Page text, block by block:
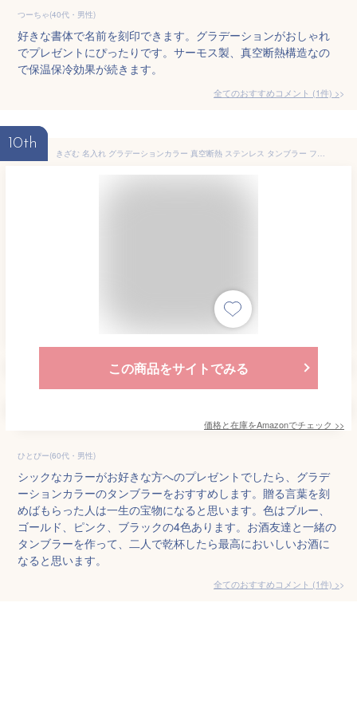
つーちゃ(40代・男性)
好きな書体で名前を刻印できます。グラデーションがおしゃれ
でプレゼントにぴったりです。サーモス製、真空断熱構造なの
で保温保冷効果が続きます。
全てのおすすめコメント (1件) >
10th
きざむ 名入れ グラデーションカラー 真空断熱 ステンレス タンブラー フラワー 430ml ギフト 贈り物 (ブルー)
この商品をサイトでみる
価格と在庫をAmazonでチェック >>
ひとぴー(60代・男性)
シックなカラーがお好きな方へのプレゼントでしたら、グラデ
ーションカラーのタンブラーをおすすめします。贈る言葉を刻
めばもらった人は一生の宝物になると思います。色はブルー、
ゴールド、ピンク、ブラックの4色あります。お酒友達と一緒の
タンブラーを作って、二人で乾杯したら最高においしいお酒に
なると思います。
全てのおすすめコメント (1件) >